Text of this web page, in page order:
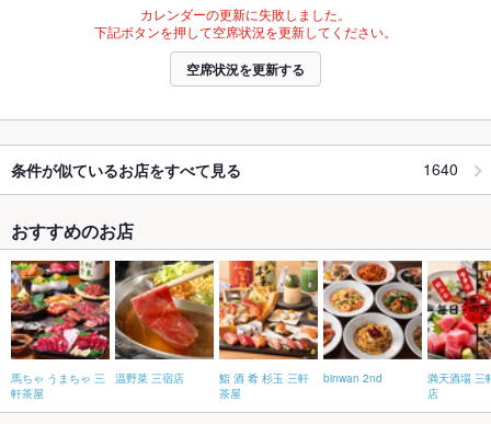
カレンダーの更新に失敗しました。
下記ボタンを押して空席状況を更新してください。
空席状況を更新する
条件が似ているお店をすべて見る 1640
おすすめのお店
馬ちゃ うまちゃ 三
軒茶屋
温野菜 三宿店
鮨 酒 肴 杉玉 三軒
茶屋
binwan 2nd
満天酒場 三
店